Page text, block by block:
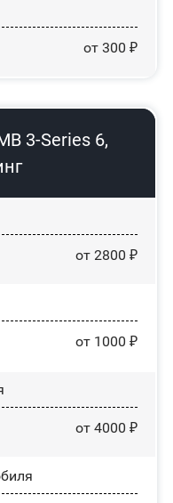
от 300 ₽
3-Series 6,
от 2800 ₽
от 1000 ₽
от 4000 ₽